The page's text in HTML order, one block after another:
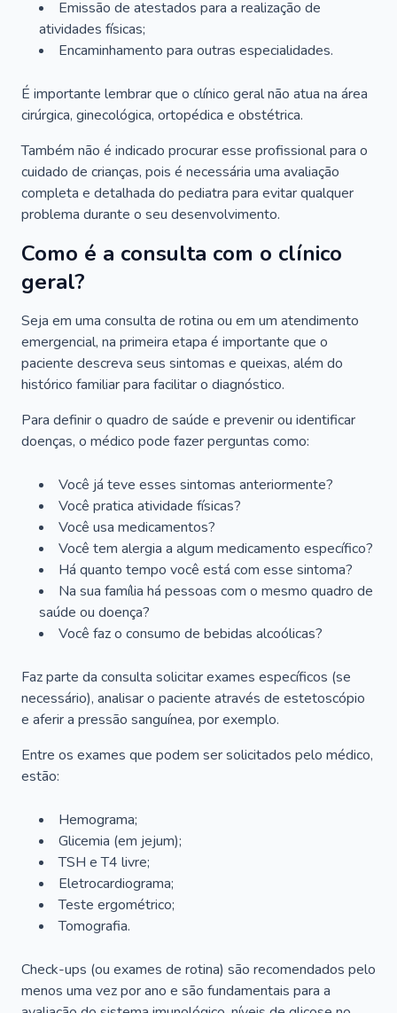
Emissão de atestados para a realização de
atividades físicas;
Encaminhamento para outras especialidades.
É importante lembrar que o clínico geral não atua na área
cirúrgica, ginecológica, ortopédica e obstétrica.
Também não é indicado procurar esse profissional para o
cuidado de crianças, pois é necessária uma avaliação
completa e detalhada do pediatra para evitar qualquer
problema durante o seu desenvolvimento.
Como é a consulta com o clínico
geral?
Seja em uma consulta de rotina ou em um atendimento
emergencial, na primeira etapa é importante que o
paciente descreva seus sintomas e queixas, além do
histórico familiar para facilitar o diagnóstico.
Para definir o quadro de saúde e prevenir ou identificar
doenças, o médico pode fazer perguntas como:
Você já teve esses sintomas anteriormente?
Você pratica atividade físicas?
Você usa medicamentos?
Você tem alergia a algum medicamento específico?
Há quanto tempo você está com esse sintoma?
Na sua família há pessoas com o mesmo quadro de
saúde ou doença?
Você faz o consumo de bebidas alcoólicas?
Faz parte da consulta solicitar exames específicos (se
necessário), analisar o paciente através de estetoscópio
e aferir a pressão sanguínea, por exemplo.
Entre os exames que podem ser solicitados pelo médico,
estão:
Hemograma;
Glicemia (em jejum);
TSH e T4 livre;
Eletrocardiograma;
Teste ergométrico;
Tomografia.
Check-ups (ou exames de rotina) são recomendados pelo
menos uma vez por ano e são fundamentais para a